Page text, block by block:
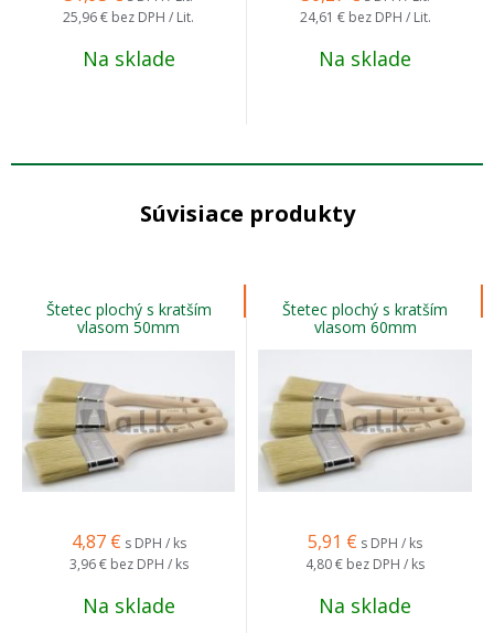
25,96 € bez DPH / Lit.
Na sklade
24,61 € bez DPH / Lit.
Na sklade
Súvisiace produkty
Štetec plochý s kratším
vlasom 50mm
4,87 € s DPH / ks
3,96 € bez DPH / ks
Na sklade
Štetec plochý s kratším
vlasom 60mm
5,91 € s DPH / ks
4,80 € bez DPH / ks
Na sklade